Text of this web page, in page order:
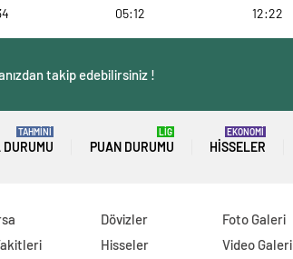
05:12 12:22
takip edebilirsiniz !
DURUMU
TAHMİNİ
PUAN DURUMU
LİG
HISSELER
EKONOMİ
Dövizler
Hisseler
Foto Galeri
Video Galeri